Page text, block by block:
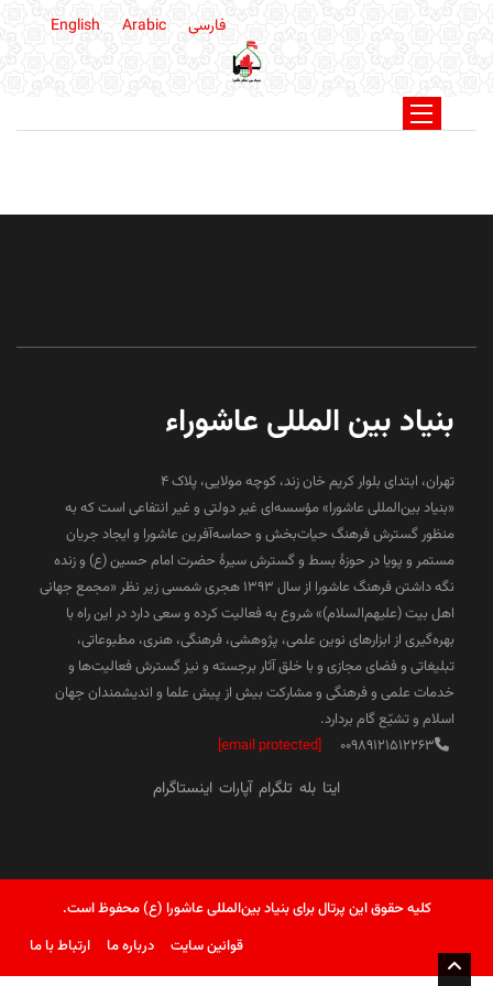
فارسی English Arabic
بنیاد بین المللی عاشوراء
تهران، ابتدای بلوار کریم خان زند، کوچه مولایی، پلاک 4
«بنیاد بین‌المللی عاشورا» مؤسسه‌ای غیر دولتی و غیر انتفاعی است که به
منظور گسترش فرهنگ حیات‌بخش و حماسه‌آفرین عاشورا و ایجاد جریان
مستمر و پویا در حوزۀ بسط و گسترش سیرۀ حضرت امام حسین (ع) و زنده
نگه داشتن فرهنگ عاشورا از سال ۱۳۹۳ هجری شمسی زیر نظر «مجمع جهانی
اهل بیت (علیهم‌السلام)» شروع به فعالیت کرده و سعی دارد در این راه با
بهره‌گیری از ابزارهای نوین علمی، پژوهشی، فرهنگی، هنری، مطبوعاتی،
تبلیغاتی و فضای مجازی و با خلق آثار برجسته و نیز گسترش فعالیت‌ها و
خدمات علمی و فرهنگی و مشارکت بیش از پیش علما و اندیشمندان جهان
اسلام و تشیّع گام بردارد.
00989121512263
[email protected]
ایتا بله تلگرام آپارات اینستاگرام
کلیه حقوق این پرتال برای بنیاد بین‌المللی عاشورا (ع) محفوظ است.
قوانین سایت
درباره ما ارتباط با ما